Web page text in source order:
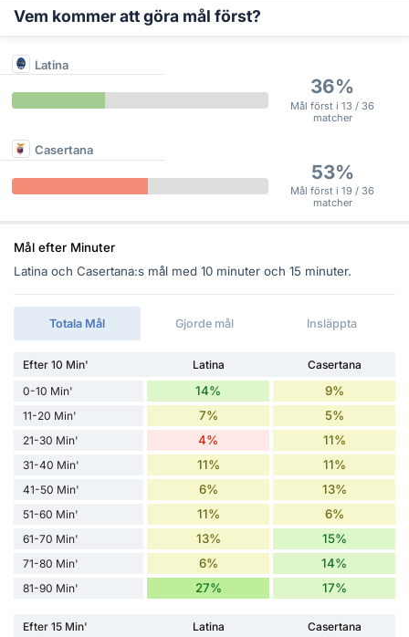
Vem kommer att göra mål först?
Latina
36%
Mål först i 13 / 36
matcher
Casertana
53%
Mål först i 19 / 36
matcher
Mål efter Minuter
Latina och Casertana:s mål med 10 minuter och 15 minuter.
Totala Mål Gjorde mål Insläppta
Efter 10 Min' Latina
Casertana
0-10 Min'
14% 9%
11-20 Min' 7% 5%
21-30 Min' 4% 11%
31-40 Min' 11% 11%
41-50 Min' 6% 13%
51-60 Min' 11% 6%
61-70 Min' 13% 15%
71-80 Min' 6% 14%
81-90 Min' 27% 17%
Efter 15 Min' Latina
Casertana